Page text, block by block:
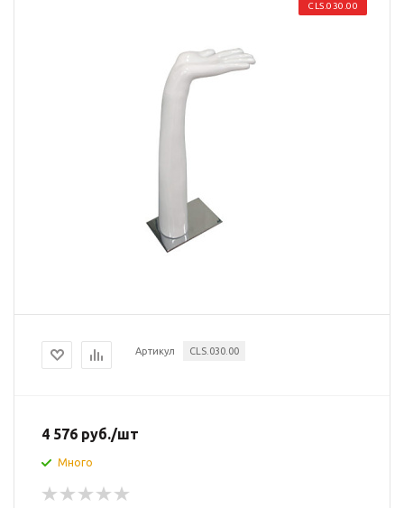
CLS.030.00
Артикул CLS.030.00
4 576 руб./шт
Много